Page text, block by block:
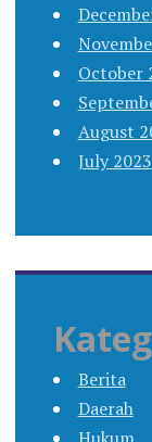
October
August
July 2023
Berita
Daerah